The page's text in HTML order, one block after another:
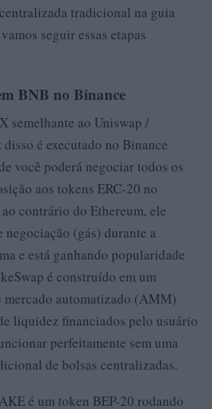
tradicional na guia
seguir essas etapas
BNB no Binance
semelhante ao Uniswap /
disso é executado no Binance
você poderá negociar todos os
aos tokens ERC-20 no
contrário do Ethereum, ele
negociação (gás) durante a
e está ganhando popularidade
é construído em um
mercado automatizado (AMM)
liquidez financiados pelo usuário
perfeitamente sem uma
de bolsas centralizadas.
é um token BEP-20 rodando